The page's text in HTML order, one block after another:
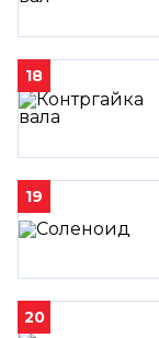
18
19
20